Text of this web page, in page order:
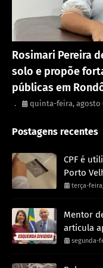
Rosimari Pereira
solo e propõe
públicas em
. quinta-feira, agosto
Postagens recentes
CPF é
Porto
terça-
Mentor
articula
segunda-